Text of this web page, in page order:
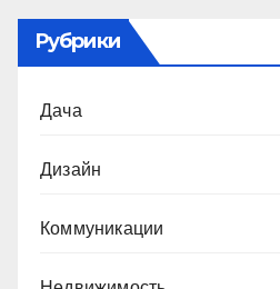
Рубрики
Дача
Дизайн
Коммуникации